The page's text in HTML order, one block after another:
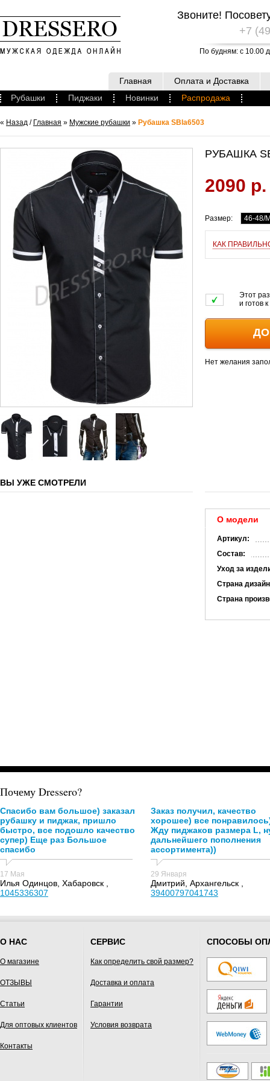
Звоните!
+7
По будням: с 10.00
Главная
Оплата и Доставка
Рубашки
Пиджаки Новинки Распродажа
« Назад / Главная » Мужские рубашки » Рубашка SBla6503
РУБАШКА
2090 р.
Размер: 46-48/
КАК
Этот
и готов
Нет желания
ВЫ УЖЕ СМОТРЕЛИ
О модели
Артикул:
Состав:
Уход за
Страна
Страна
Почему Dressero?
Спасибо вам большое) заказал
рубашку и пиджак, пришло
быстро, все подошло качество
супер) Еще раз Большое
спасибо
17 Мая
Илья Одинцов, Хабаровск ,
1045336307
Заказ получил, качество
хорошее) все
Жду пиджаков размера L,
дальнейшего пополнения
ассортимента))
29 Января
Дмитрий, Архангельск ,
39400797041743
О НАС
О магазине
ОТЗЫВЫ
Статьи
Для оптовых клиентов
Контакты
СЕРВИС
Как определить свой размер?
Доставка и оплата
Гарантии
Условия возврата
СПОСОБЫ